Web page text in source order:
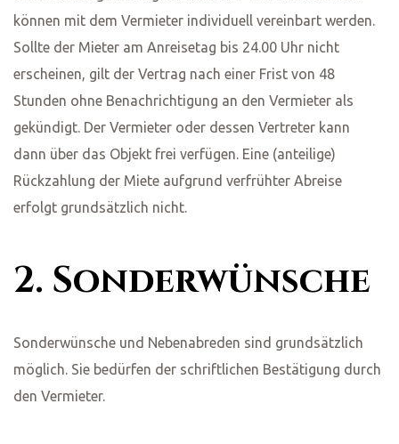
können mit dem Vermieter individuell vereinbart werden.
Sollte der Mieter am Anreisetag bis 24.00 Uhr nicht
erscheinen, gilt der Vertrag nach einer Frist von 48
Stunden ohne Benachrichtigung an den Vermieter als
gekündigt. Der Vermieter oder dessen Vertreter kann
dann über das Objekt frei verfügen. Eine (anteilige)
Rückzahlung der Miete aufgrund verfrühter Abreise
erfolgt grundsätzlich nicht.
2. Sonderwünsche
Sonderwünsche und Nebenabreden sind grundsätzlich
möglich. Sie bedürfen der schriftlichen Bestätigung durch
den Vermieter.